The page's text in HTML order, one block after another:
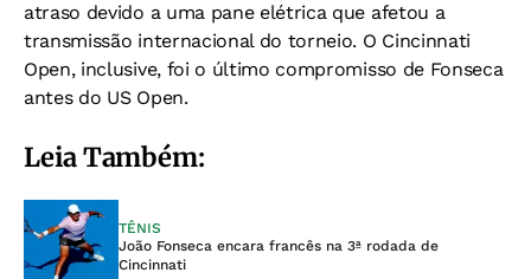
atraso devido a uma pane elétrica que afetou a
transmissão internacional do torneio. O Cincinnati
Open, inclusive, foi o último compromisso de Fonseca
antes do US Open.
Leia Também:
TÊNIS
João Fonseca encara francês na 3ª rodada de
Cincinnati